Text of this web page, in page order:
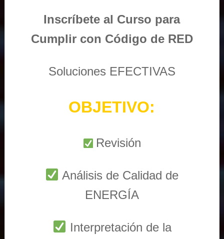
Inscríbete al Curso para
Cumplir con Código de RED
Soluciones EFECTIVAS
OBJETIVO:
Revisión
Análisis de Calidad de
ENERGÍA
Interpretación de la